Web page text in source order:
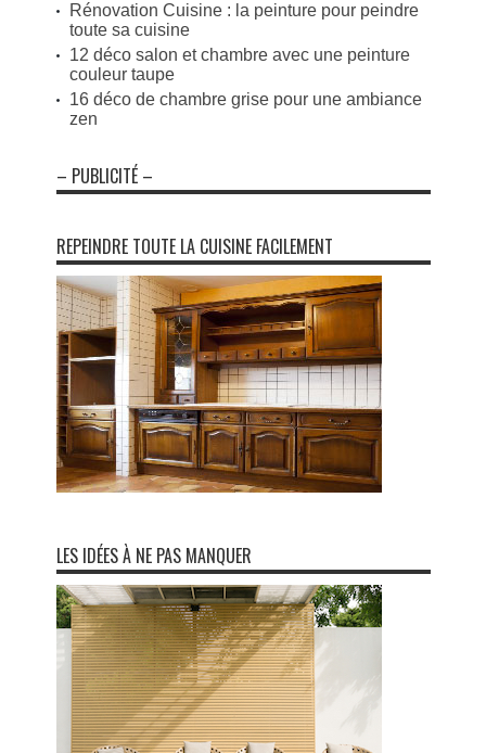
Rénovation Cuisine : la peinture pour peindre
toute sa cuisine
12 déco salon et chambre avec une peinture
couleur taupe
16 déco de chambre grise pour une ambiance
zen
– PUBLICITÉ –
REPEINDRE TOUTE LA CUISINE FACILEMENT
LES IDÉES À NE PAS MANQUER